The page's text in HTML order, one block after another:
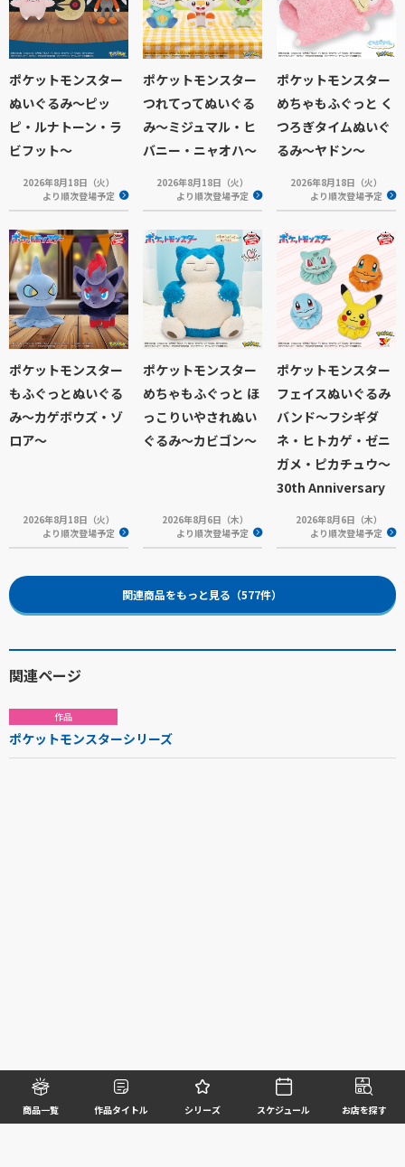
商品一覧 作品タイトル シリーズ スケジュール お店を探す
ポケットモンスター
ぬいぐるみ～ピッ
ピ・ルナトーン・ラ
ビフット～
2026年8月18日（火）
より順次登場予定
ポケットモンスター
つれてってぬいぐる
み～ミジュマル・ヒ
バニー・ニャオハ～
2026年8月18日（火）
より順次登場予定
ポケットモンスター
めちゃもふぐっと く
つろぎタイムぬいぐ
るみ～ヤドン～
2026年8月18日（火）
より順次登場予定
ポケットモンスター
もふぐっとぬいぐる
み～カゲボウズ・ゾ
ロア～
2026年8月18日（火）
より順次登場予定
ポケットモンスター
めちゃもふぐっと ほ
っこりいやされぬい
ぐるみ～カビゴン～
2026年8月6日（木）
より順次登場予定
ポケットモンスター
フェイスぬいぐるみ
バンド～フシギダ
ネ・ヒトカゲ・ゼニ
ガメ・ピカチュウ～
30th Anniversary
2026年8月6日（木）
より順次登場予定
関連商品をもっと見る（577件）
関連ページ
作品
ポケットモンスターシリーズ